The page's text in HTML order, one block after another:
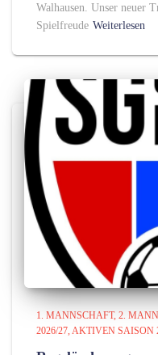
Walhausen. Unser neuer
Spielfreude Weiterlesen
1. MANNSCHAFT 2.
2026/27 AKTIVEN SAISON